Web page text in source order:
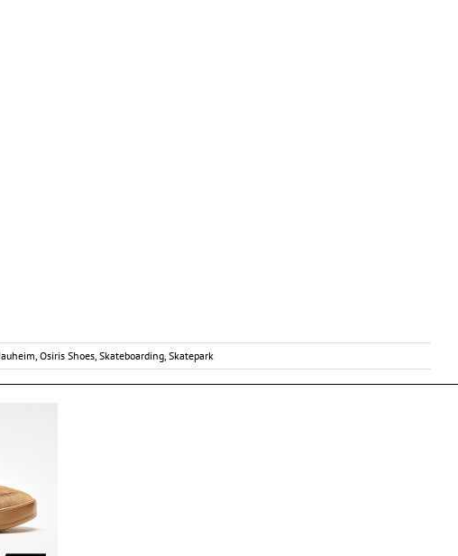
Osiris Shoes Skateboarding Skatepark